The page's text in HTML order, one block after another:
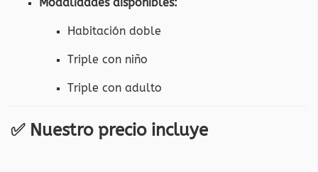
Habitación doble
Triple con niño
Triple con adulto
✅ Nuestro precio incluye